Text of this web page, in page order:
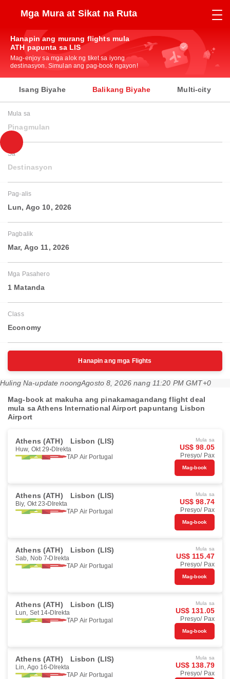
Mga Mura at Sikat na Ruta
Hanapin ang murang flights mula
ATH papunta sa LIS
Mag-enjoy sa mga alok ng tiket sa iyong
destinasyon. Simulan ang pag-book ngayon!
Isang Biyahe Balikang Biyahe Multi-city
Mula sa
Pinagmulan
Sa
Destinasyon
Pag-alis
Lun, Ago 10, 2026
Pagbalik
Mar, Ago 11, 2026
Mga Pasahero
1 Matanda
Class
Economy
Hanapin ang mga Flights
Huling Na-update noongAgosto 8, 2026 nang 11:20 PM GMT+0
Mag-book at makuha ang pinakamagandang flight deal
mula sa Athens International Airport papuntang Lisbon
Airport
Athens (ATH) Lisbon (LIS)
Huw, Okt 29 DIrekta
TAP Air Portugal
Mula sa
US$ 98.05
Presyo/ Pax
Mag-book
Athens (ATH) Lisbon (LIS)
Biy, Okt 23 DIrekta
TAP Air Portugal
Mula sa
US$ 98.74
Presyo/ Pax
Mag-book
Athens (ATH) Lisbon (LIS)
Sab, Nob 7 DIrekta
TAP Air Portugal
Mula sa
US$ 115.47
Presyo/ Pax
Mag-book
Athens (ATH) Lisbon (LIS)
Lun, Set 14 DIrekta
TAP Air Portugal
Mula sa
US$ 131.05
Presyo/ Pax
Mag-book
Athens (ATH) Lisbon (LIS)
Lin, Ago 16 DIrekta
TAP Air Portugal
Mula sa
US$ 138.79
Presyo/ Pax